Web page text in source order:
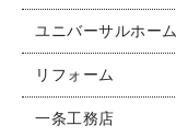
ユニバーサルホーム
リフォーム
一条工務店